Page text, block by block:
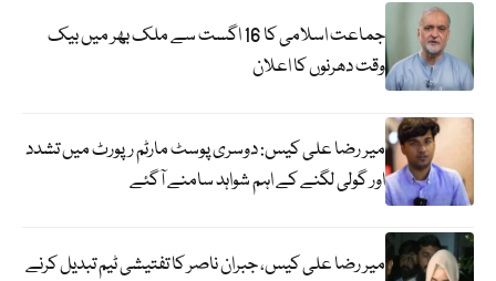
جماعت اسلامی کا 16 اگست سے ملک بھر میں بیک
وقت دھرنوں کا اعلان
میر رضا علی کیس: دوسری پوسٹ مارٹم رپورٹ میں تشدد
اور گولی لگنے کے اہم شواہد سامنے آگئے
میر رضا علی کیس، جبران ناصر کا تفتیشی ٹیم تبدیل کرنے